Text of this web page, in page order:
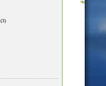
(3)